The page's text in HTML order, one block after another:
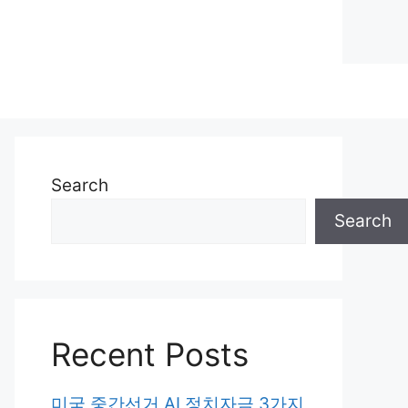
Search
Search
Recent Posts